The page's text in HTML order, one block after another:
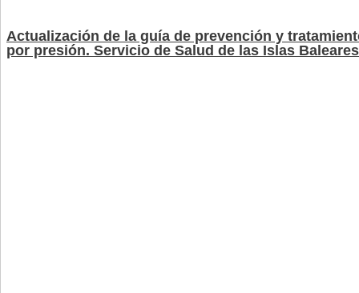
Actualización de la guía de prevención y
por presión. Servicio de Salud de las Islas Baleares